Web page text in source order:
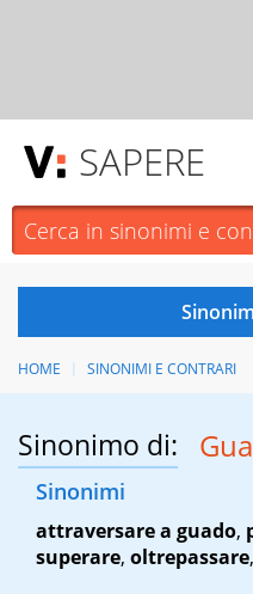
SAPERE
HOME SINONIMI E CONTRARI
Sinonimo di:
Sinonimi
attraversare a guado,
superare, oltrepassare,